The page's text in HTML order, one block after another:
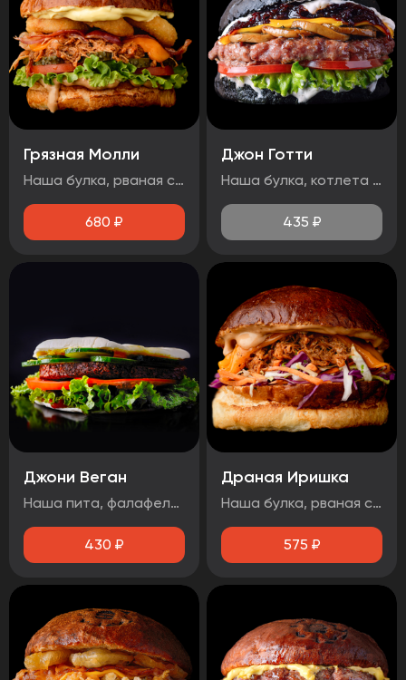
Грязная Молли
Наша булка, рваная свинина, лист салата, бекон, огурец маринованный, помидор, сыр чеддер, луковые кольца, соус барбекю, медово-горчичный соус.
680 ₽
Джон Готти
Наша булка, котлета говяжья, помидор, лист салата, соус дорблю, грибы, сыр чеддер, луковый джем, чесночный соус.
435 ₽
Джони Веган
Наша пита, фалафель, лист салата, помидор, свежий огурец, соус 1000 островов.
430 ₽
Драная Иришка
Наша булка, рваная свинина, салат Коул Слоу, сыр чеддер, соус барбекю.
575 ₽